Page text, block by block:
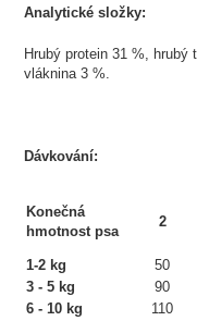
Analytické složky:
Hrubý protein 31 %,
vláknina 3 %.
Dávkování:
Konečná
hmotnost psa
2
1-2 kg
50
3 - 5 kg
90
6 - 10 kg
110